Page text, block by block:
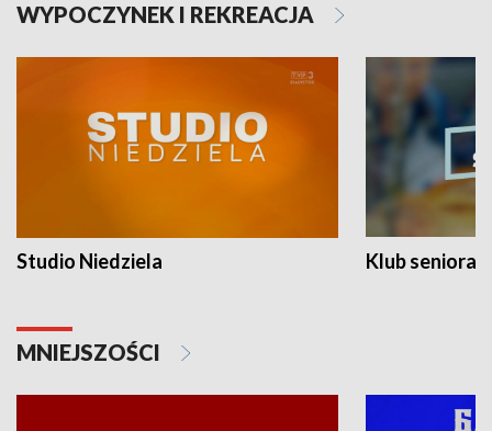
WYPOCZYNEK I REKREACJA
Studio Niedziela Klub seniora
MNIEJSZOŚCI